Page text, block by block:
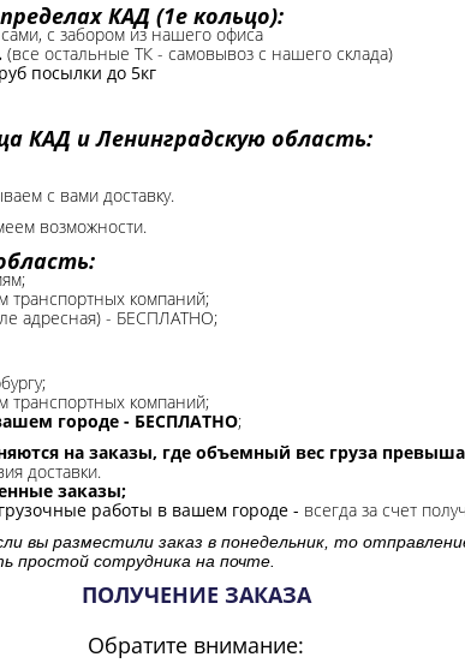
КАД (1е кольцо):
с забором из нашего офиса
(все остальные ТК - самовывоз с нашего склада)
посылки до 5кг
КАД и Ленинградскую область:
с вами доставку.
возможности.​
транспортных компаний;
адресная) - БЕСПЛАТНО;
транспортных компаний;
городе - БЕСПЛАТНО;
на заказы, где объемный вес груза
доставки.
заказы;
работы в вашем городе - всегда за счет
вы разместили заказ в понедельник, то
простой сотрудника на почте.
ПОЛУЧЕНИЕ ЗАКАЗА
Обратите внимание: